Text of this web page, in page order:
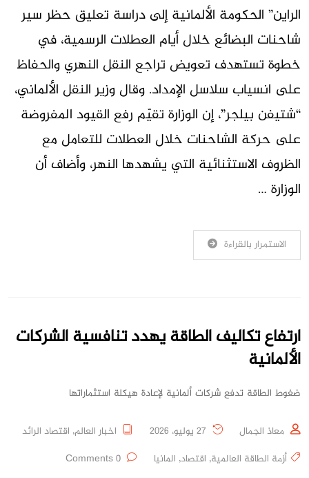
الراين” الحكومة الألمانية إلى دراسة تعليق حظر سير
شاحنات البضائع خلال أيام العطلات الرسمية، في
خطوة تستهدف تعويض تراجع النقل النهري والحفاظ
على انسياب سلاسل الإمداد. وقال وزير النقل الألماني،
“شتيفن بيلجر”، إن الوزارة تقيّم رفع القيود المفروضة
على حركة الشاحنات خلال العطلات للتعامل مع
الظروف الاستثنائية التي يشهدها النهر، وأضاف أن
الوزارة …
الاستمرار بالقراءة
ارتفاع تكاليف الطاقة يهدد تنافسية الشركات
الألمانية
ضغوط الطاقة تدفع شركات ألمانية لإعادة هيكلة استثماراتها
معاذ الجمال اخبار العالم, اقتصاد الرائد
أزمة الطاقة العالمية, اقتصاد, المانيا